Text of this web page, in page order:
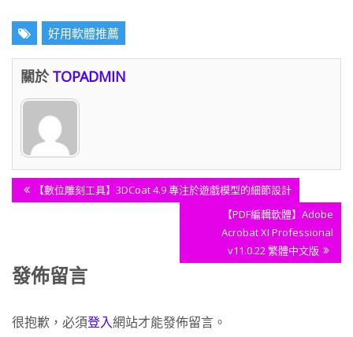
好用軟體推薦
關於 TOPADMIN
文
章
Previous
Post:
【數位雕刻工具】3DCoat 4.9 專注於遊戲模型的細節設計
Next
Post:
【PDF編輯軟體】Adobe
Acrobat XI Professional
v11.0.22 繁體中文版
發佈留言
很抱歉，必須登入網站才能發佈留言。